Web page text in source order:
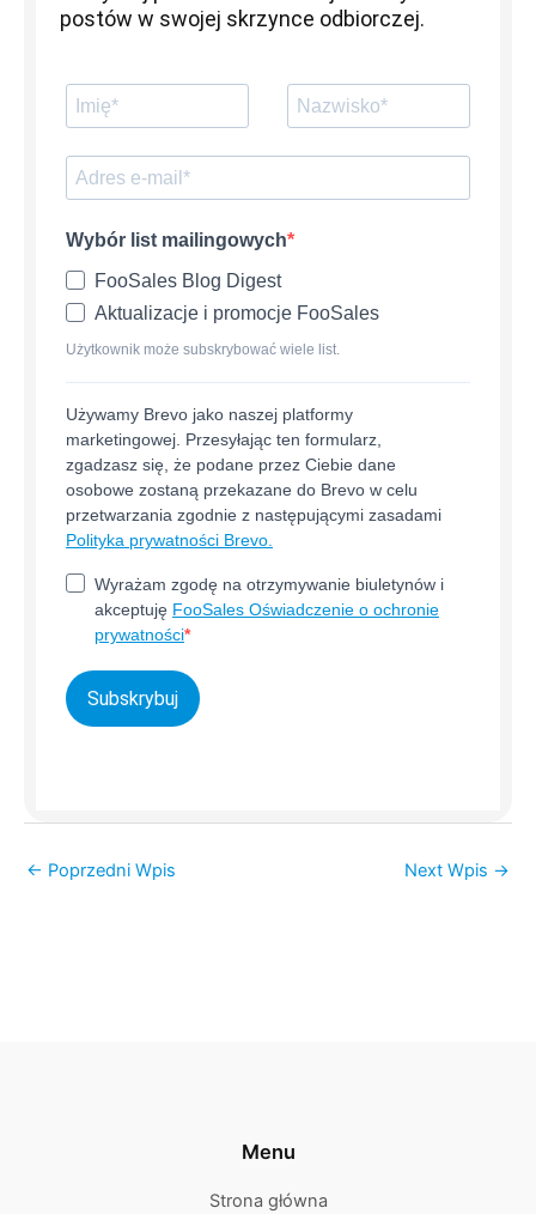
postów w swojej skrzynce odbiorczej.
Wybór list mailingowych
FooSales Blog Digest
Aktualizacje i promocje FooSales
Użytkownik może subskrybować wiele list.
Używamy Brevo jako naszej platformy
marketingowej. Przesyłając ten formularz,
zgadzasz się, że podane przez Ciebie dane
osobowe zostaną przekazane do Brevo w celu
przetwarzania zgodnie z następującymi zasadami
Polityka prywatności Brevo.
Wyrażam zgodę na otrzymywanie biuletynów i
akceptuję FooSales Oświadczenie o ochronie
prywatności
Subskrybuj
← Poprzedni Wpis Next Wpis →
Menu
Strona główna